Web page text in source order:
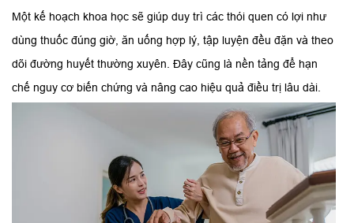
Một kế hoạch khoa học sẽ giúp duy trì các thói quen có lợi như
dùng thuốc đúng giờ, ăn uống hợp lý, tập luyện đều đặn và theo
dõi đường huyết thường xuyên. Đây cũng là nền tảng để hạn
chế nguy cơ biến chứng và nâng cao hiệu quả điều trị lâu dài.